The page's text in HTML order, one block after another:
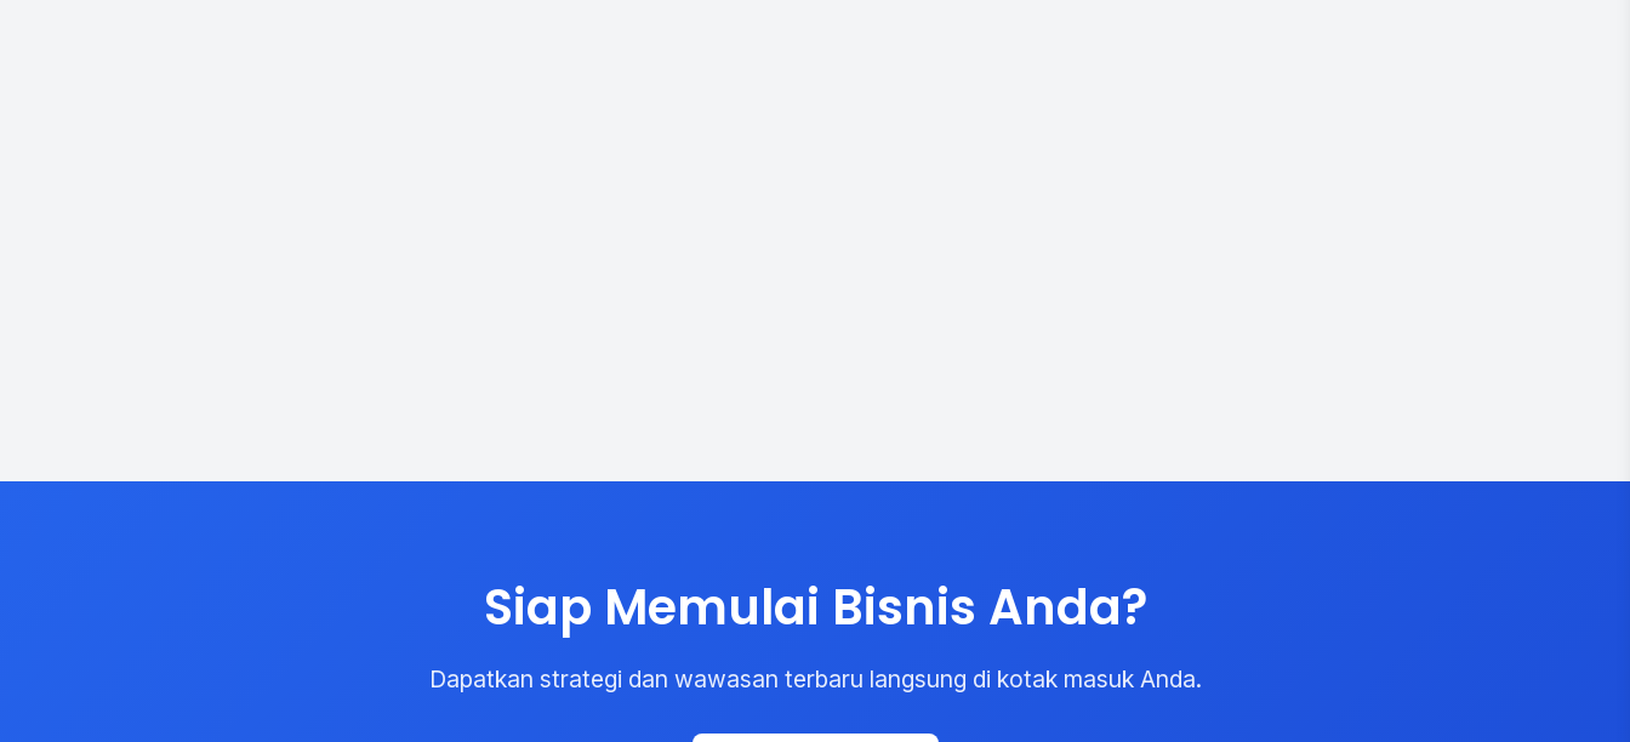
Siap Memulai Bisnis Anda?
Dapatkan strategi dan wawasan terbaru langsung di kotak masuk Anda.